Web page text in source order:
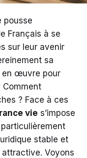
pousse
Français à se
sur leur avenir
sa
en œuvre pour
Comment
? Face à ces
vie s’impose
stable et
attractive. Voyons